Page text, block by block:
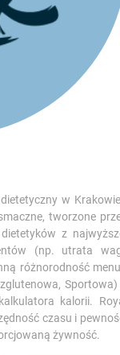
w
tworzone
z
(np. utrata
różnorodność
kalorii.
czasu i
żywność.